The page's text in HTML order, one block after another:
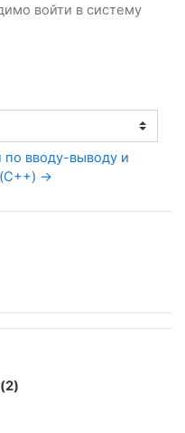
войти в систему
по вводу-выводу и
→